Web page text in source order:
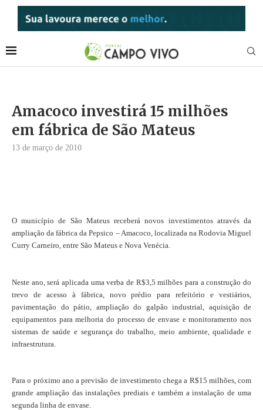
Amacoco investirá 15 milhões
em fábrica de São Mateus
13 de março de 2010
O município de São Mateus receberá novos investimentos através da
ampliação da fábrica da Pepsico – Amacoco, localizada na Rodovia Miguel
Curry Carneiro, entre São Mateus e Nova Venécia.
Neste ano, será aplicada uma verba de R$3,5 milhões para a construção do
trevo de acesso à fábrica, novo prédio para refeitório e vestiários,
pavimentação do pátio, ampliação do galpão industrial, aquisição de
equipamentos para melhoria do processo de envase e monitoramento nos
sistemas de saúde e segurança do trabalho, meio ambiente, qualidade e
infraestrutura.
Para o próximo ano a previsão de investimento chega a R$15 milhões, com
grande ampliação das instalações prediais e também a instalação de uma
segunda linha de envase.